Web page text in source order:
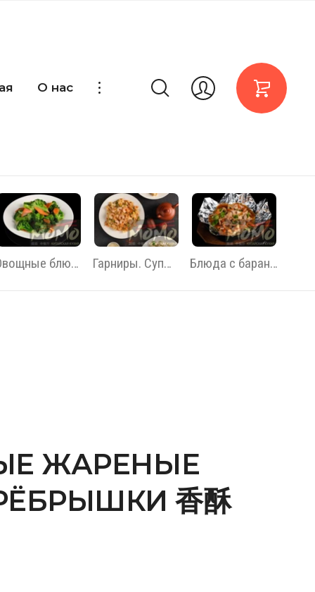
О нас
Овощные блюда Гарниры. Супы. Соусы Блюда с бараниной и говядиной.
ЖАРЕНЫЕ
香酥